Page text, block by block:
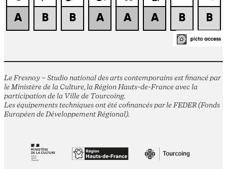
Le Fresnoy – Studio national des arts contemporains est financé par
le Ministère de la Culture, la Région Hauts-de-France avec la
participation de la Ville de Tourcoing.
Les équipements techniques ont été cofinancés par le FEDER (Fonds
Européen de Développement Régional).